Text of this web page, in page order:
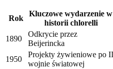
Rok
Kluczowe wydarzenie w
historii chlorelli
1890
Odkrycie przez
Beijerincka
1950
Projekty żywieniowe po II
wojnie światowej